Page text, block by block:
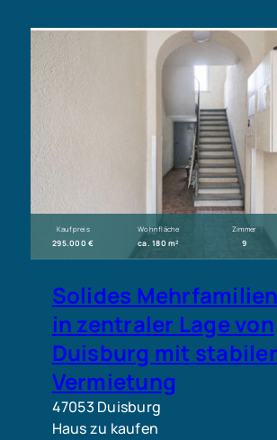
Kaufpreis
295.000 €
Wohnfläche
ca. 180 m²
Zimmer
9
Solides
in zentraler Lage von
Duisburg mit stabiler
Vermietung
47053 Duisburg
Haus zu kaufen